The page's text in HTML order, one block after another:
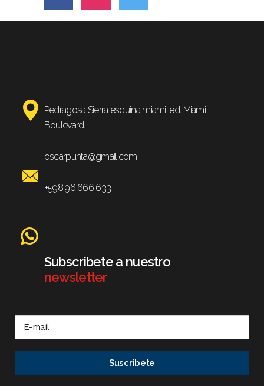
Pedragosa Sierra esquina miami, ed. Miami
Boulevard.
oscarpunta@gmail.com
+598 96 666 633
Subscribete a nuestro
newsletter